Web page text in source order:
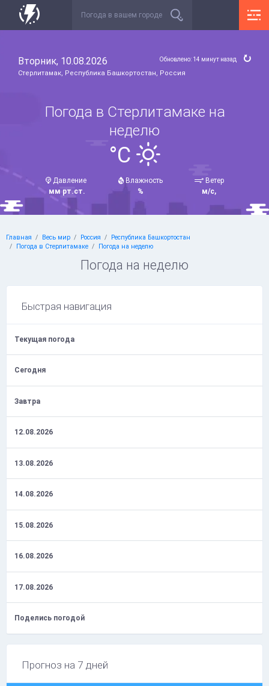
Вторник, 10.08.2026
Стерлитамак, Республика Башкортостан, Россия
Обновлено: 14 минут назад
Погода в Стерлитамаке на
неделю
°C
Давление
мм рт.ст.
Влажность
%
Ветер
м/с,
Главная Весь мир Россия
Республика Башкортостан
Погода в Стерлитамаке
Погода на неделю
Погода на неделю
Быстрая навигация
Текущая погода
Сегодня
Завтра
12.08.2026
13.08.2026
14.08.2026
15.08.2026
16.08.2026
17.08.2026
Поделись погодой
Прогноз на 7 дней